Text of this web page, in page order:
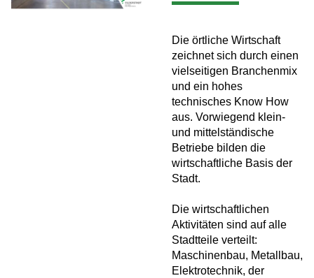
Die örtliche Wirtschaft
zeichnet sich durch einen
vielseitigen Branchenmix
und ein hohes
technisches Know How
aus. Vorwiegend klein-
und mittelständische
Betriebe bilden die
wirtschaftliche Basis der
Stadt.
Die wirtschaftlichen
Aktivitäten sind auf alle
Stadtteile verteilt:
Maschinenbau, Metallbau,
Elektrotechnik, der